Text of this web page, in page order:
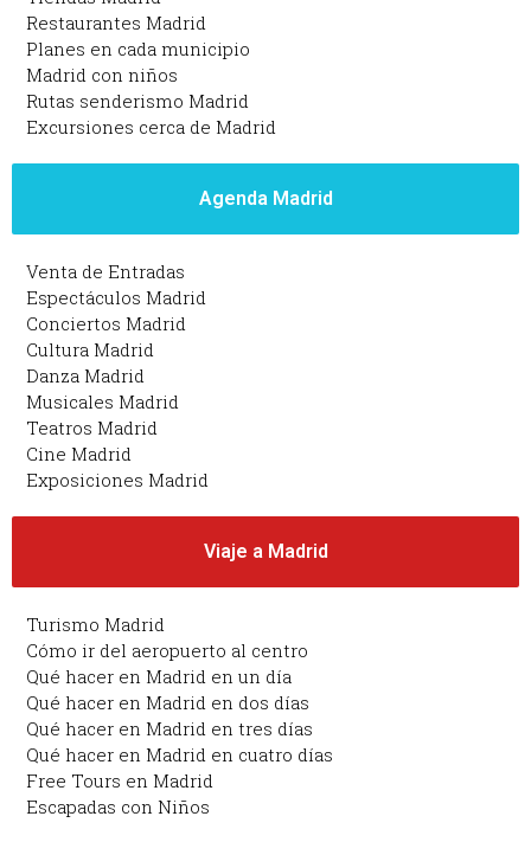
Restaurantes Madrid
Planes en cada municipio
Madrid con niños
Rutas senderismo Madrid
Excursiones cerca de Madrid
Agenda Madrid
Venta de Entradas
Espectáculos Madrid
Conciertos Madrid
Cultura Madrid
Danza Madrid
Musicales Madrid
Teatros Madrid
Cine Madrid
Exposiciones Madrid
Viaje a Madrid
Turismo Madrid
Cómo ir del aeropuerto al centro
Qué hacer en Madrid en un día
Qué hacer en Madrid en dos días
Qué hacer en Madrid en tres días
Qué hacer en Madrid en cuatro días
Free Tours en Madrid
Escapadas con Niños